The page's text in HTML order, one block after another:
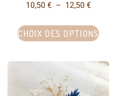
10,50 € – 12,50 €
CHOIX DES OPTIONS